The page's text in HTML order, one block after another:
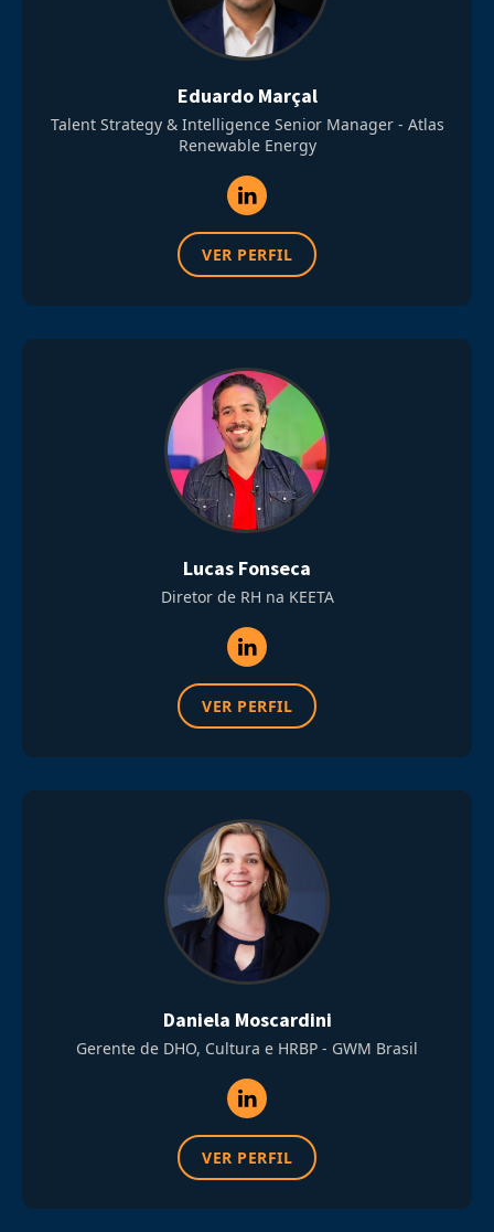
Eduardo Marçal
Talent Strategy & Intelligence Senior Manager - Atlas
Renewable Energy
VER PERFIL
Lucas Fonseca
Diretor de RH na KEETA
VER PERFIL
Daniela Moscardini
Gerente de DHO, Cultura e HRBP - GWM Brasil
VER PERFIL